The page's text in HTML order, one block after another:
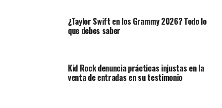
¿Taylor Swift en los Grammy 2026? Todo lo
que debes saber
Kid Rock denuncia prácticas injustas en la
venta de entradas en su testimonio